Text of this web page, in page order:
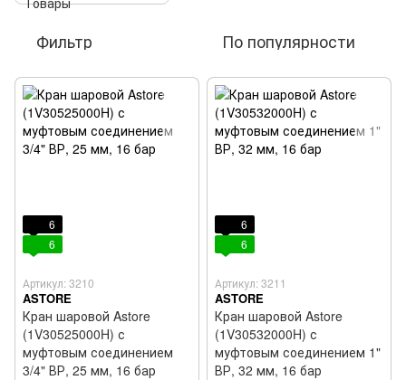
Фильтр По популярности
6
6
Артикул: 3210
ASTORE
Кран шаровой Astore
(1V30525000H) с
муфтовым соединением
3/4" ВР, 25 мм, 16 бар
6
6
Артикул: 3211
ASTORE
Кран шаровой Astore
(1V30532000H) с
муфтовым соединением 1"
ВР, 32 мм, 16 бар